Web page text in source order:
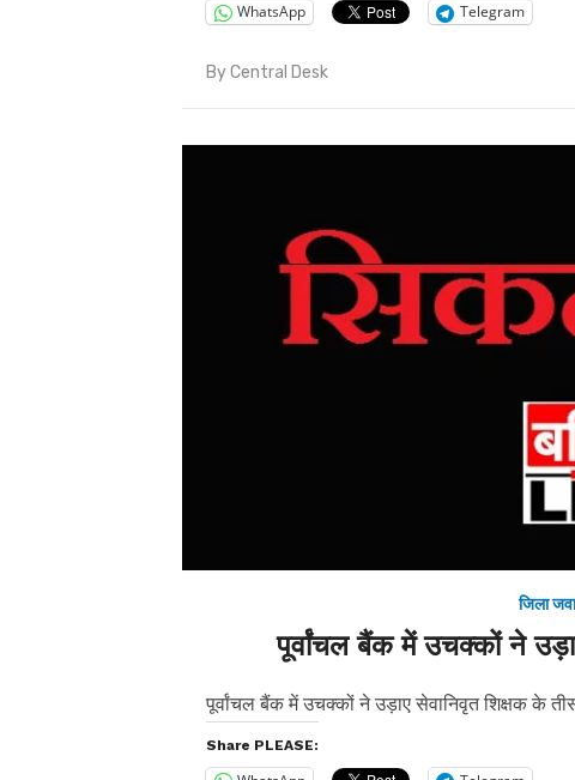
WhatsApp Telegram
ByCentral Desk
जिला
पूर्वांचल बैंक में उचक्कों ने
पूर्वांचल बैंक में उचक्कों ने उड़ाए सेवानिवृत शिक्षक के
Share PLEASE: